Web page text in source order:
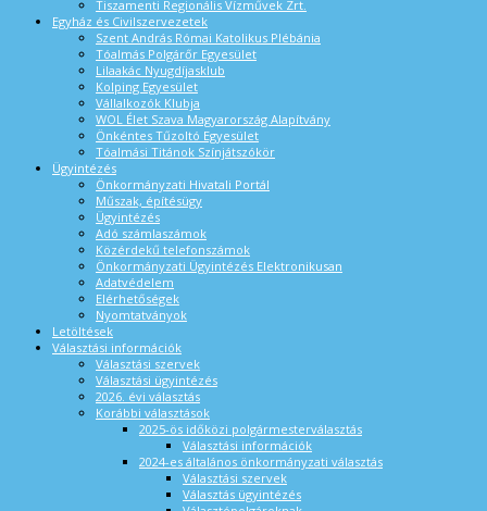
Tiszamenti Regionális Vízművek Zrt.
Egyház és Civilszervezetek
Szent András Római Katolikus Plébánia
Tóalmás Polgárőr Egyesület
Lilaakác Nyugdíjasklub
Kolping Egyesület
Vállalkozók Klubja
WOL Élet Szava Magyarország Alapítvány
Önkéntes Tűzoltó Egyesület
Tóalmási Titánok Színjátszókör
Ügyintézés
Önkormányzati Hivatali Portál
Műszak, építésügy
Ügyintézés
Adó számlaszámok
Közérdekű telefonszámok
Önkormányzati Ügyintézés Elektronikusan
Adatvédelem
Elérhetőségek
Nyomtatványok
Letöltések
Választási információk
Választási szervek
Választási ügyintézés
2026. évi választás
Korábbi választások
2025-ös időközi polgármesterválasztás
Választási információk
2024-es általános önkormányzati választás
Választási szervek
Választás ügyintézés